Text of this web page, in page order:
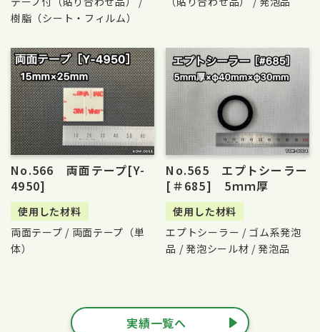
樹脂（シート・フィルム）
No.566 両面テープ[Y-
4950]
使用した材料
両面テープ / 両面テープ（単
体）
No.565 エプトシーラー
[＃685] 5ｍｍ厚
使用した材料
エプトシーラー / ゴム系発泡
品 / 発泡シール材 / 発泡品
実績一覧へ